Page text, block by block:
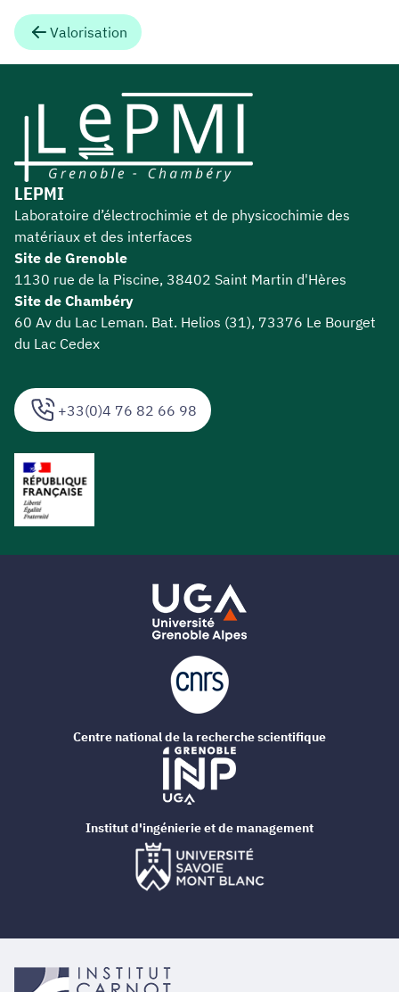
Valorisation
+33(0)4 76 82 66 98
LEPMI
Laboratoire d’électrochimie et de physicochimie des
matériaux et des interfaces
Site de Grenoble
1130 rue de la Piscine, 38402 Saint Martin d'Hères
Site de Chambéry
60 Av du Lac Leman. Bat. Helios (31), 73376 Le Bourget
du Lac Cedex
Centre national de la recherche scientifique
Institut d'ingénierie et de management